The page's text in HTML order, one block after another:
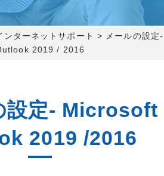
報
0120-173-577
営業時間 9:15～18:00
ンターネットサポート >
メールの設定-
2019 / 2016
設定- Microsoft
2019 /2016